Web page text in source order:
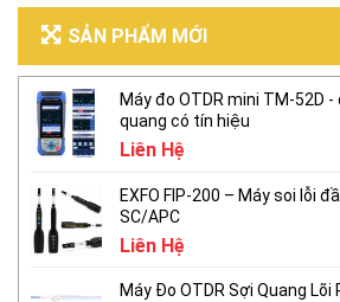
SẢN PHẨM MỚI
Máy đo OTDR mini TM-52D
quang có tín hiệu
Liên Hệ
EXFO FIP-200 – Máy soi lỗi
SC/APC
Liên Hệ
Máy Đo OTDR Sợi Quang Lõi